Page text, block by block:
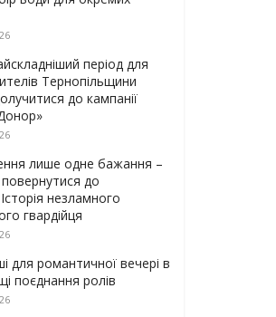
період для
Тернопільщини
до кампанії
лише одне бажання –
повернутися до
незламного
гвардійця
для романтичної вечері в
поєднання ролів